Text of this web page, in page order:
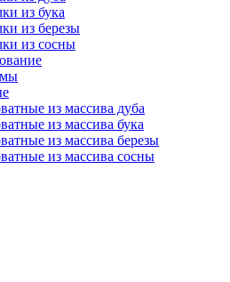
из бука
из березы
из сосны
из массива дуба
из массива бука
из массива березы
из массива сосны